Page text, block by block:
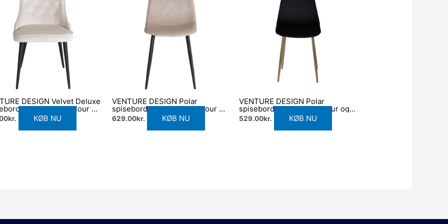
DESIGN Velvet Deluxe
– beige velour og
kr. KØB NU
VENTURE DESIGN Polar
spisebordsstol – beige velour og
sort metal
629.00kr. KØB NU
VENTURE DESIGN Polar
spisebordsstol – sort velour og
messingfolie metal
529.00kr. KØB NU